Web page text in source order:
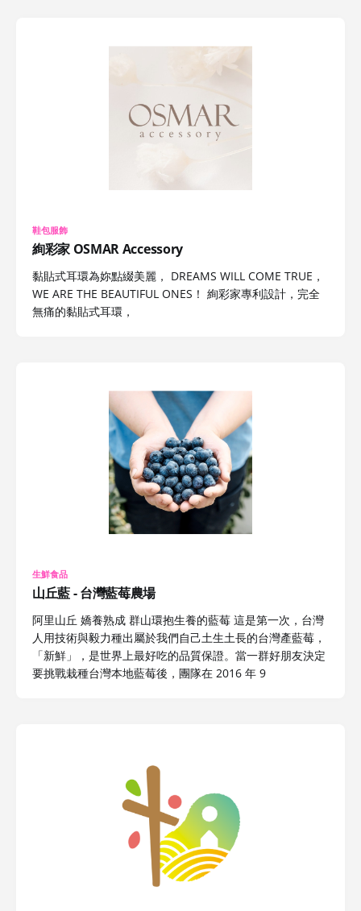
鞋包服飾
絢彩家 OSMAR Accessory
黏貼式耳環為妳點綴美麗， DREAMS WILL COME TRUE，
WE ARE THE BEAUTIFUL ONES！ 絢彩家專利設計，完全
無痛的黏貼式耳環，
生鮮食品
山丘藍 - 台灣藍莓農場
阿里山丘 嬌養熟成 群山環抱生養的藍莓 這是第一次，台灣
人用技術與毅力種出屬於我們自己土生土長的台灣產藍莓，
「新鮮」，是世界上最好吃的品質保證。當一群好朋友決定
要挑戰栽種台灣本地藍莓後，團隊在 2016 年 9